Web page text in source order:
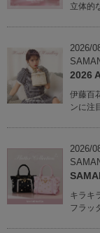
立体的
2026/
2026
伊藤百
ンに注
2026/
キラキ
フラッ